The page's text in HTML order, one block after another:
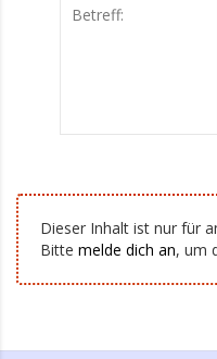
Betreff:
Dieser Inhalt ist nur für
Bitte melde dich an, um